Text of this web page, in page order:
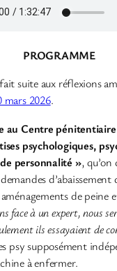
PROGRAMME
suite aux réflexions
mars 2026.
au Centre
psychologiques,
personnalité »,
de peine
face à un expert, nous
ils essayaient de
psy supposément
à enfermer.